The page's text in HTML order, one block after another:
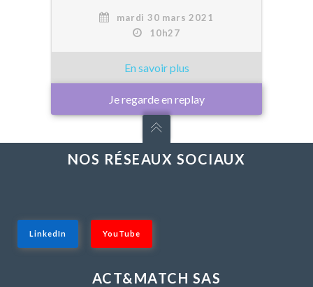
mardi 30 mars 2021
10h27
Je regarde en replay
NOS RÉSEAUX SOCIAUX
LinkedIn YouTube
ACT&MATCH SAS